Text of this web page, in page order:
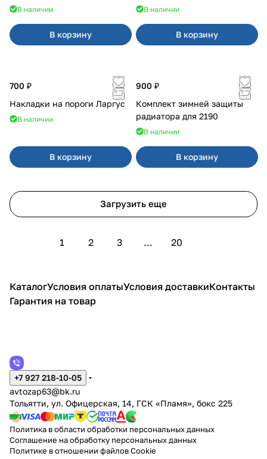
В наличии
В корзину
В наличии
В корзину
700 ₽
Накладки на пороги Ларгус
В наличии
В корзину
900 ₽
Комплект зимней защиты
радиатора для 2190
В наличии
В корзину
Загрузить еще
1 2 3 ... 20
КаталогУсловия оплатыУсловия доставкиКонтакты
Гарантия на товар
+7 927 218-10-05
avtozap63@bk.ru
Тольятти, ул. Офицерская, 14, ГСК «Пламя», бокс 225
Политика в области обработки персональных данных
Соглашение на обработку персональных данных
Политике в отношении файлов Cookie